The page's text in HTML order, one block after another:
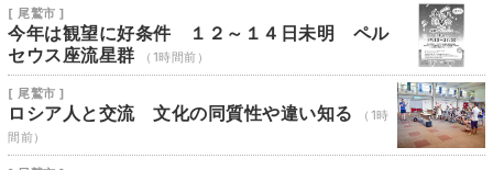
[ 尾鷲市 ]
今年は観望に好条件 １２～１４日未明 ペル
セウス座流星群
（1時間前）
[ 尾鷲市 ]
ロシア人と交流 文化の同質性や違い知る
（1時
間前）